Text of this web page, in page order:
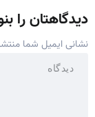
دیدگاهتان را
نشانی ایمیل شما